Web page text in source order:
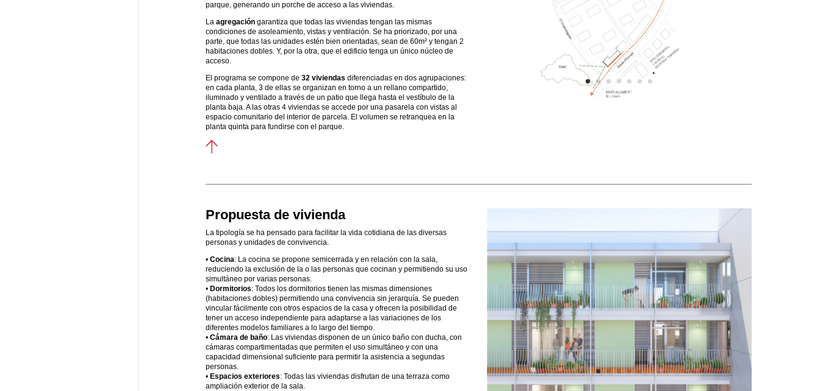
parque, generando un porche de acceso a las viviendas.
La agregación garantiza que todas las viviendas tengan las mismas
condiciones de asoleamiento, vistas y ventilación. Se ha priorizado, por una
parte, que todas las unidades estén bien orientadas, sean de 60m² y tengan 2
habitaciones dobles. Y, por la otra, que el edificio tenga un único núcleo de
acceso.
El programa se compone de 32 viviendas diferenciadas en dos agrupaciones:
en cada planta, 3 de ellas se organizan en torno a un rellano compartido,
iluminado y ventilado a través de un patio que llega hasta el vestíbulo de la
planta baja. A las otras 4 viviendas se accede por una pasarela con vistas al
espacio comunitario del interior de parcela. El volumen se retranquea en la
planta quinta para fundirse con el parque.
Propuesta de vivienda
La tipología se ha pensado para facilitar la vida cotidiana de las diversas
personas y unidades de convivencia.
• Cocina: La cocina se propone semicerrada y en relación con la sala,
reduciendo la exclusión de la o las personas que cocinan y permitiendo su uso
simultáneo por varias personas.
• Dormitorios: Todos los dormitorios tienen las mismas dimensiones
(habitaciones dobles) permitiendo una convivencia sin jerarquía. Se pueden
vincular fácilmente con otros espacios de la casa y ofrecen la posibilidad de
tener un acceso independiente para adaptarse a las variaciones de los
diferentes modelos familiares a lo largo del tiempo.
• Cámara de baño: Las viviendas disponen de un único baño con ducha, con
cámaras compartimentadas que permiten el uso simultáneo y con una
capacidad dimensional suficiente para permitir la asistencia a segundas
personas.
• Espacios exteriores: Todas las viviendas disfrutan de una terraza como
ampliación exterior de la sala.